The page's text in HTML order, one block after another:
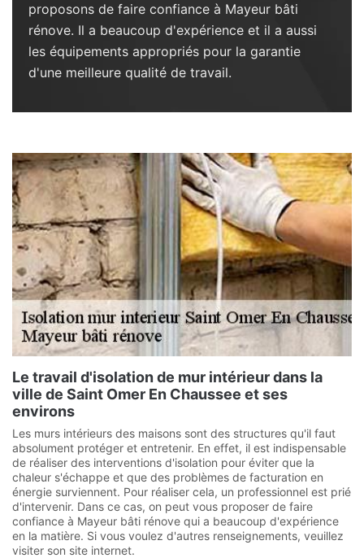
proposons de faire confiance à Mayeur bâti
rénove. Il a beaucoup d'expérience et il a aussi
les équipements appropriés pour la garantie
d'une meilleure qualité de travail.
Le travail d'isolation de mur intérieur dans la
ville de Saint Omer En Chaussee et ses
environs
Les murs intérieurs des maisons sont des structures qu'il faut
absolument protéger et entretenir. En effet, il est indispensable
de réaliser des interventions d'isolation pour éviter que la
chaleur s'échappe et que des problèmes de facturation en
énergie surviennent. Pour réaliser cela, un professionnel est prié
d'intervenir. Dans ce cas, on peut vous proposer de faire
confiance à Mayeur bâti rénove qui a beaucoup d'expérience
en la matière. Si vous voulez d'autres renseignements, veuillez
visiter son site internet.